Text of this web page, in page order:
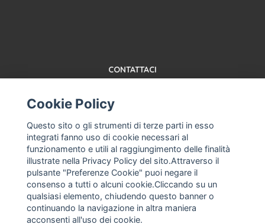
CONTATTACI
ABOUT US, MACHINES FOR ICE CREAM PARLORS AND USED
PASTEURIZER
ASSISTENZA MACCHINA PER GELATO, GELATERIA
PROFESSIONALE
AZIENDA MACCHINA PER GELATO NUOVE E USATE, SERVIZI
RICAMBI
PRIVACY POLICY
FRANCO ANASTASIO, MACCHINA PER GELATO, MANTECATORE
USATO
Cookie Policy
Questo sito o gli strumenti di terze parti in esso
integrati fanno uso di cookie necessari al
funzionamento e utili al raggiungimento delle finalità
illustrate nella Privacy Policy del sito.Attraverso il
pulsante "Preferenze Cookie" puoi negare il
consenso a tutti o alcuni cookie.Cliccando su un
qualsiasi elemento, chiudendo questo banner o
continuando la navigazione in altra maniera
acconsenti all'uso dei cookie.